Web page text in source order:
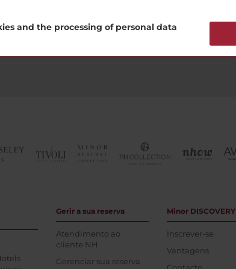
agora
Gerir a sua reserva
Atendimento ao
cliente NH
Gerenciar sua reserva
Minor DISCOVERY
Inscrever-se
Vantagens
and the processing of personal data